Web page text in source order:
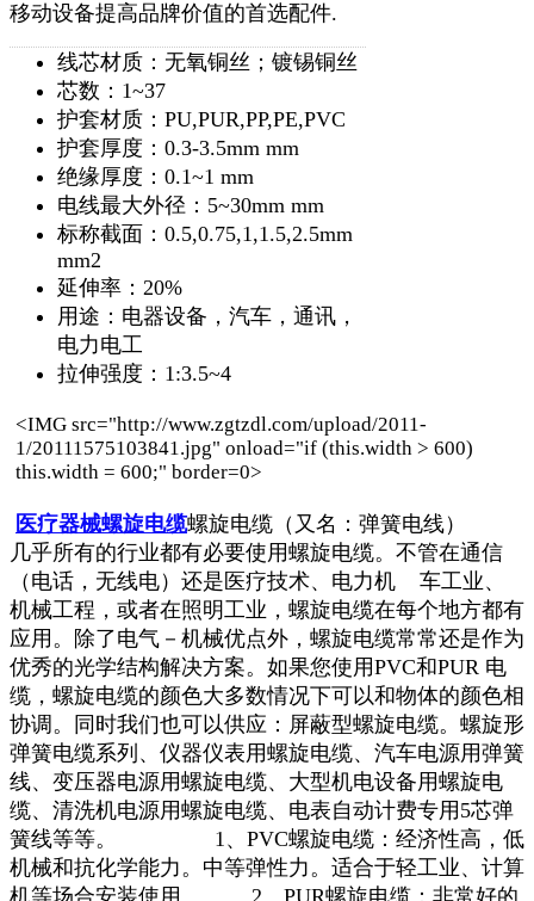
移动设备提高品牌价值的首选配件.
线芯材质：无氧铜丝；镀锡铜丝
芯数：1~37
护套材质：PU,PUR,PP,PE,PVC
护套厚度：0.3-3.5mm mm
绝缘厚度：0.1~1 mm
电线最大外径：5~30mm mm
标称截面：0.5,0.75,1,1.5,2.5mm
mm2
延伸率：20%
用途：电器设备，汽车，通讯，
电力电工
拉伸强度：1:3.5~4
<IMG src="http://www.zgtzdl.com/upload/2011-
1/20111575103841.jpg" onload="if (this.width > 600)
this.width = 600;" border=0>
医疗器械螺旋电缆螺旋电缆（又名：弹簧电线）
几乎所有的行业都有必要使用螺旋电缆。不管在通信
（电话，无线电）还是医疗技术、电力机 车工业、
机械工程，或者在照明工业，螺旋电缆在每个地方都有
应用。除了电气－机械优点外，螺旋电缆常常还是作为
优秀的光学结构解决方案。如果您使用PVC和PUR 电
缆，螺旋电缆的颜色大多数情况下可以和物体的颜色相
协调。同时我们也可以供应：屏蔽型螺旋电缆。螺旋形
弹簧电缆系列、仪器仪表用螺旋电缆、汽车电源用弹簧
线、变压器电源用螺旋电缆、大型机电设备用螺旋电
缆、清洗机电源用螺旋电缆、电表自动计费专用5芯弹
簧线等等。 1、PVC螺旋电缆：经济性高，低
机械和抗化学能力。中等弹性力。适合于轻工业、计算